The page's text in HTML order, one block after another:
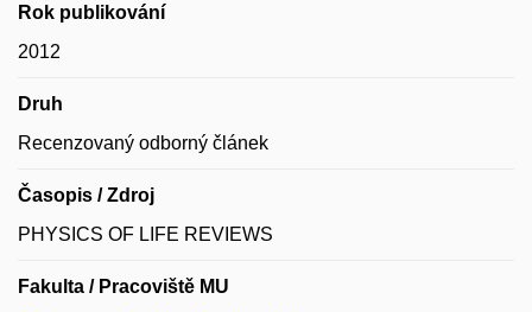
Rok publikování
2012
Druh
Recenzovaný odborný článek
Časopis / Zdroj
PHYSICS OF LIFE REVIEWS
Fakulta / Pracoviště MU